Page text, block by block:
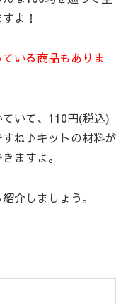
よ！
いる商品もありま
いて、110円(税込)
すね♪キットの材料が
ますよ。
介しましょう。